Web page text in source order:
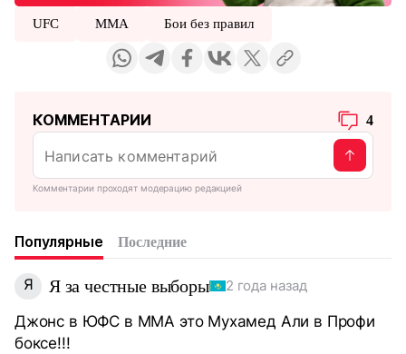
UFC ММА Бои без правил
КОММЕНТАРИИ 4
Комментарии проходят модерацию редакцией
Популярные Последние
Я Я за честные выборы 2 года назад
Джонс в ЮФС в ММА это Мухамед Али в Профи
боксе!!!